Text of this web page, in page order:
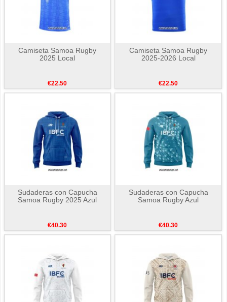
Camiseta Samoa Rugby
2025 Local
€22.50
Camiseta Samoa Rugby
2025-2026 Local
€22.50
Sudaderas con Capucha
Samoa Rugby 2025 Azul
€40.30
Sudaderas con Capucha
Samoa Rugby Azul
€40.30